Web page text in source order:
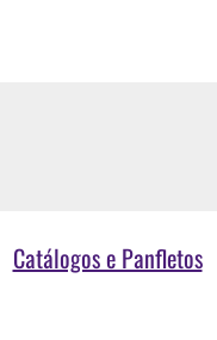
Catálogos e Panfletos